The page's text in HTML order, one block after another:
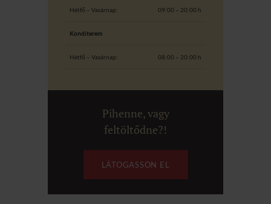
Hétfő – Vasárnap: 09:00 – 20:00 h
Konditerem
Hétfő – Vasárnap: 08:00 – 20:00 h
Pihenne, vagy
feltöltődne?!
LÁTOGASSON EL